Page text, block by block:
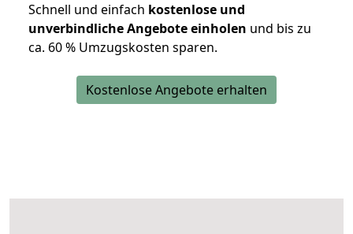
Schnell und einfach kostenlose und
unverbindliche Angebote einholen und bis zu
ca. 60 % Umzugskosten sparen.
Kostenlose Angebote erhalten